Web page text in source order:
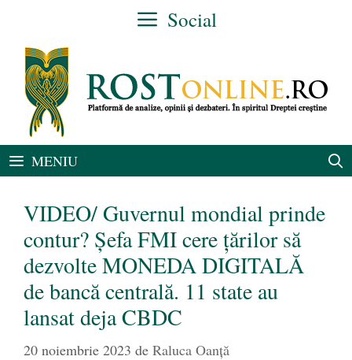
conținut
Social
MENIU
VIDEO/ Guvernul mondial prinde
contur? Șefa FMI cere țărilor să
dezvolte MONEDA DIGITALĂ
de bancă centrală. 11 state au
lansat deja CBDC
20 noiembrie 2023 de Raluca Oanță